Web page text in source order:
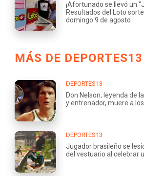
¡Afortunado se llevó un
Resultados del Loto
domingo 9 de agosto
MÁS DE DEPORTES13
DEPORTES13
Don Nelson, leyenda de
y entrenador, muere a
DEPORTES13
Jugador brasileño se
del vestuario al celebrar